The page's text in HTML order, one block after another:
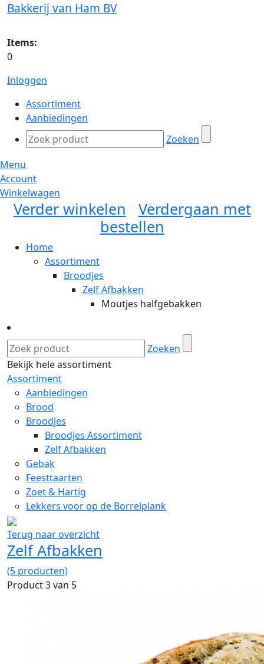
Bakkerij van Ham BV
Items:
0
Inloggen
Assortiment
Aanbiedingen
Zoeken
Menu
Account
Winkelwagen
Verder winkelen
Verdergaan met
bestellen
Home
Assortiment
Broodjes
Zelf Afbakken
Moutjes halfgebakken
Zoeken
Bekijk hele assortiment
Assortiment
Aanbiedingen
Brood
Broodjes
Broodjes Assortiment
Zelf Afbakken
Gebak
Feesttaarten
Zoet & Hartig
Lekkers voor op de Borrelplank
Terug naar overzicht
Zelf Afbakken
(5 producten)
Product 3 van 5